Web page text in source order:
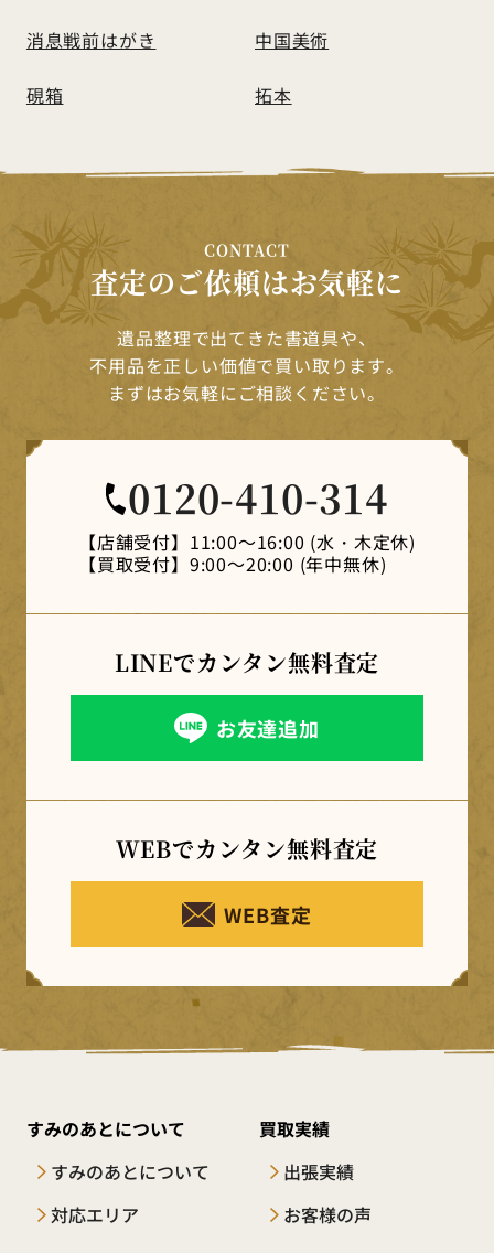
消息戦前はがき 中国美術
硯箱 拓本
CONTACT
査定のご依頼はお気軽に
遺品整理で出てきた書道具や、
不用品を正しい価値で買い取ります。
まずはお気軽にご相談ください。
0120-410-314
【店舗受付】 11:00～16:00 (水・木定休)
【買取受付】 9:00～20:00 (年中無休)
LINEでカンタン無料査定
お友達追加
WEBでカンタン無料査定
WEB査定
すみのあとについて
すみのあとについて
対応エリア
買取実績
出張実績
お客様の声